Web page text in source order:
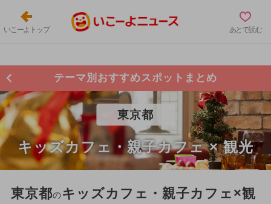
いこーよトップ あとで読む
テーマ別おすすめスポットまとめ
東京都
キッズカフェ・親子カフェ × 観光
東京都のキッズカフェ・親子カフェ×観